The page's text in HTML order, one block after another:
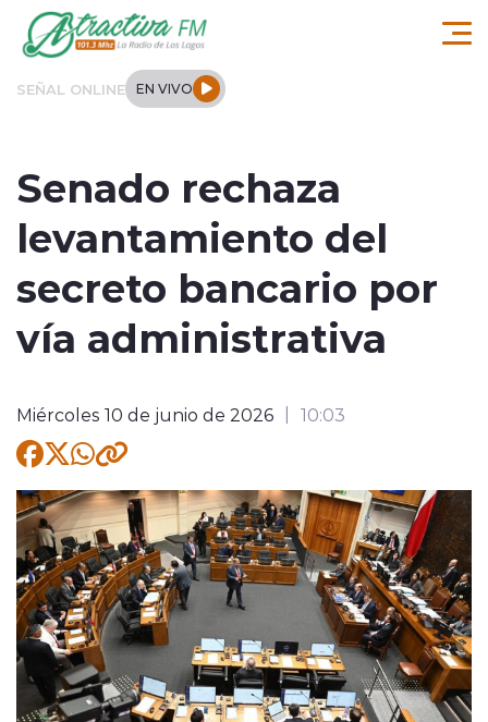
Click acá para ir directamente al contenido
SEÑAL ONLINE EN VIVO
Tendencias
Deportes
Entrevistas
Quienes Somos
modo claro
Senado rechaza
levantamiento del
secreto bancario por
vía administrativa
Miércoles 10 de junio de 2026 10:03